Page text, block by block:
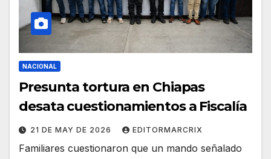
NACIONAL
Presunta tortura en Chiapas
desata cuestionamientos a Fiscalía
21 DE MAY DE 2026 EDITORMARCRIX
Familiares cuestionaron que un mando señalado